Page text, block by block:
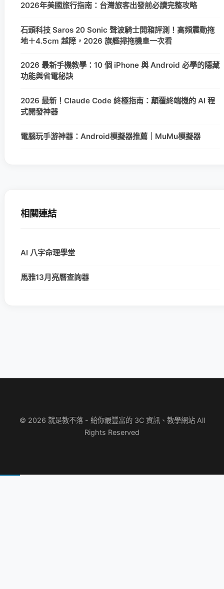
2026年美國旅行指南：台灣旅客出發前必讀完整攻略
石頭科技 Saros 20 Sonic 聲波騎士開箱評測！高頻震動拖
地＋4.5cm 越障，2026 旗艦掃拖機皇一次看
2026 最新手機教學：10 個 iPhone 與 Android 必學的隱藏
功能與省電秘訣
2026 最新！Claude Code 終極指南：顛覆終端機的 AI 程
式開發神器
電腦玩手游神器：Android模擬器推薦｜MuMu模擬器
相關連結
AI 八字命理學堂
馬雅13月亮曆查詢器
© 2026 就是教不落 - 給你最豐富的 3C 資訊、教學網站 All
Rights Reserved